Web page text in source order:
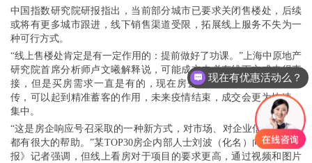
中国指数研究院研报指出，当前部分城市已要求关闭售楼处，后续
或将有更多城市跟进，线下销售渠道受限，拓展线上服务不失为一
种可行方式。
“线上售楼处肯定是有一定作用的：提前做好了功课。”上海中原地产
研究院首席分析师卢文曦解释说，可能成交未必有线下方式来得直
接，但是买房需求一直是有的，现在房企们在线上对项目进行宣
传，可以起到精准蓄客的作用，未来疫情结束，成交会更为快速、
集中。
“这是房企响应号召采取的一种新方式，对市场、对企业信心的恢复
都有很大的帮助。”某TOP30房企内部人士刘波（化名）向《华夏时
报》记者强调，但线上看房对于项目的要求更高，通过视频和图片
现在有优惠活动么？